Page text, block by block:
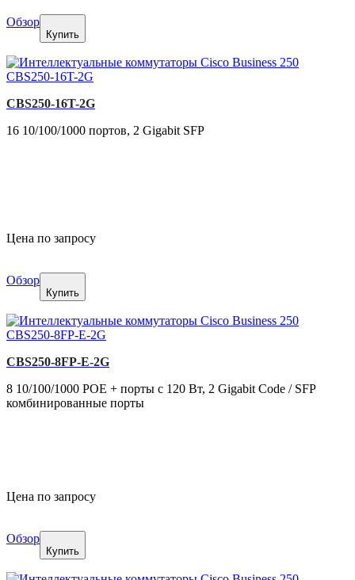
Обзор
Купить
CBS250-16T-2G
16 10/100/1000 портов, 2 Gigabit SFP
Цена по запросу
Обзор
Купить
CBS250-8FP-E-2G
8 10/100/1000 POE + порты с 120 Вт, 2 Gigabit Code / SFP
комбинированные порты
Цена по запросу
Обзор
Купить